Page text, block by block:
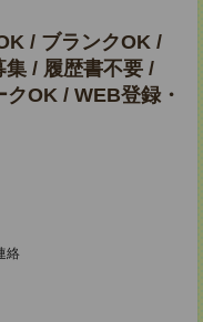
/ ブランクOK /
集 / 履歴書不要 /
OK / WEB登録・
絡